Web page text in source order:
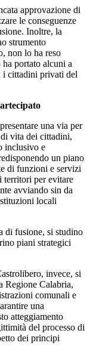
approvazione di
le conseguenze
Inoltre, la
strumento
non lo ha reso
portato alcuni a
i cittadini privati del
una via per
vita dei cittadini,
inclusivo e
un piano
di funzioni e servizi
territori per evitare
avviando sin da
locali
di fusione, si studino
piani strategici
invece, si
Regione Calabria,
comunali e
una
atteggiamento
del processo di
dei principi